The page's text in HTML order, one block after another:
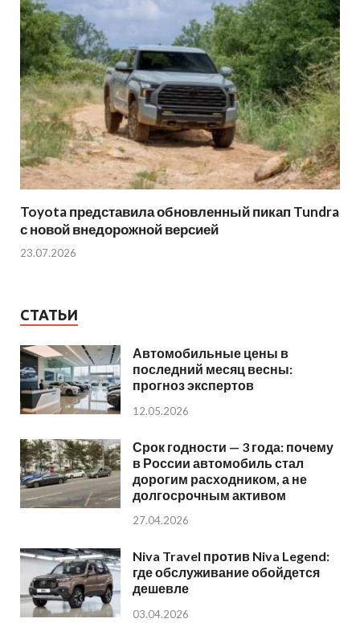
Toyota представила обновленный пикап Tundra
с новой внедорожной версией
23.07.2026
СТАТЬИ
Автомобильные цены в
последний месяц весны:
прогноз экспертов
12.05.2026
Срок годности — 3 года: почему
в России автомобиль стал
дорогим расходником, а не
долгосрочным активом
27.04.2026
Niva Travel против Niva Legend:
где обслуживание обойдется
дешевле
03.04.2026